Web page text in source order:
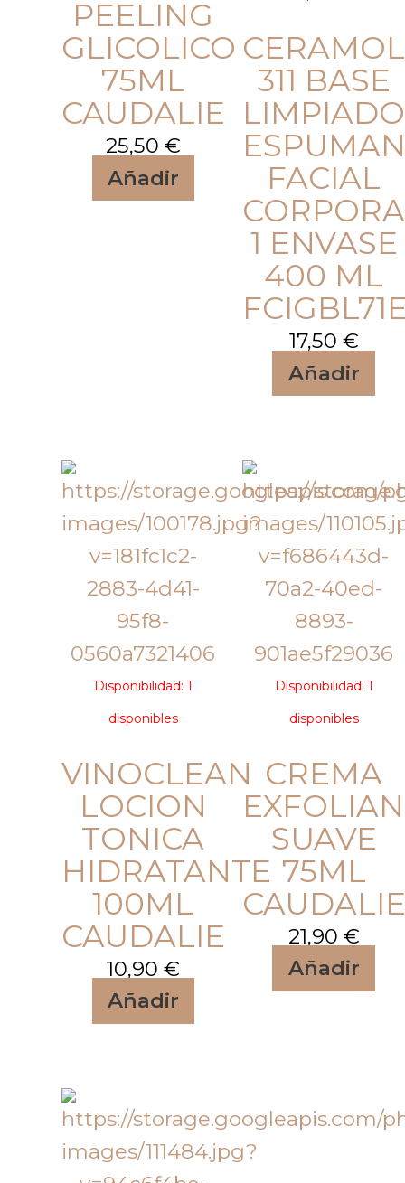
PEELING
GLICOLICO
75ML
CAUDALIE
25,50 €
Añadir
CERAMOL
311 BASE
FACIAL
1 ENVASE
400 ML
17,50 €
Añadir
Disponibilidad: 1
disponibles
VINOCLEAN
LOCION
TONICA
HIDRATANTE
100ML
CAUDALIE
10,90 €
Añadir
Disponibilidad: 1
disponibles
CREMA
SUAVE
75ML
21,90 €
Añadir